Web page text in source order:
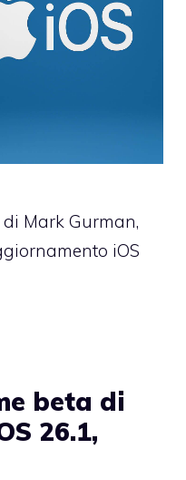
Mark Gurman,
iOS
beta di
26.1,